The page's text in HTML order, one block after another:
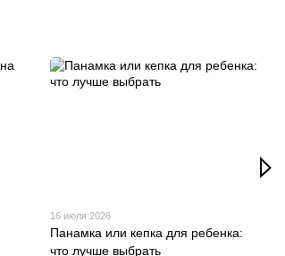
16 июля 2026
Панамка или кепка для ребенка:
что лучше выбрать